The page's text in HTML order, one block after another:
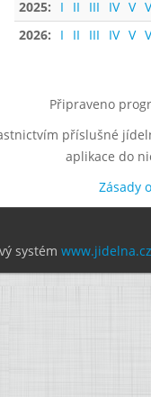
2025:
I II III IV V
2026:
I II III IV V
Připraveno
příslušné
aplikace do
Zásady
systém www.jidelna.cz